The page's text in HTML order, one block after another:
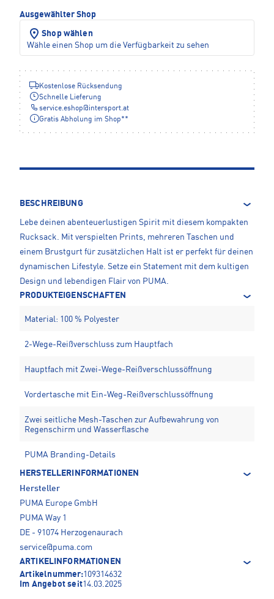
Ausgewählter Shop
Shop wählen
Wähle einen Shop um die Verfügbarkeit zu sehen
Kostenlose Rücksendung
Schnelle Lieferung
service.eshop@intersport.at
Gratis Abholung im Shop**
BESCHREIBUNG
Lebe deinen abenteuerlustigen Spirit mit diesem kompakten
Rucksack. Mit verspielten Prints, mehreren Taschen und
einem Brustgurt für zusätzlichen Halt ist er perfekt für deinen
dynamischen Lifestyle. Setze ein Statement mit dem kultigen
Design und lebendigen Flair von PUMA.
PRODUKTEIGENSCHAFTEN
Material: 100 % Polyester
2-Wege-Reißverschluss zum Hauptfach
Hauptfach mit Zwei-Wege-Reißverschlussöffnung
Vordertasche mit Ein-Weg-Reißverschlussöffnung
Zwei seitliche Mesh-Taschen zur Aufbewahrung von
Regenschirm und Wasserflasche
PUMA Branding-Details
HERSTELLERINFORMATIONEN
Hersteller
PUMA Europe GmbH
PUMA Way 1
DE - 91074 Herzogenaurach
service@puma.com
ARTIKELINFORMATIONEN
Artikelnummer:109314632
Im Angebot seit14.03.2025